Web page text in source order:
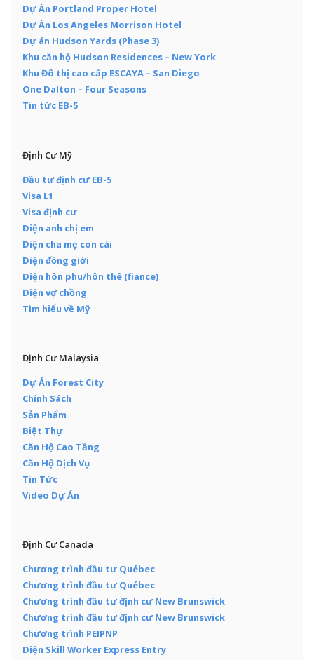
Dự Án Portland Proper Hotel
Dự Án Los Angeles Morrison Hotel
Dự án Hudson Yards (Phase 3)
Khu căn hộ Hudson Residences – New York
Khu Đô thị cao cấp ESCAYA – San Diego
One Dalton – Four Seasons
Tin tức EB-5
Định Cư Mỹ
Đầu tư định cư EB-5
Visa L1
Visa định cư
Diện anh chị em
Diện cha mẹ con cái
Diện đồng giới
Diện hôn phu/hôn thê (fiance)
Diện vợ chồng
Tìm hiểu về Mỹ
Định Cư Malaysia
Dự Án Forest City
Chính Sách
Sản Phẩm
Biệt Thự
Căn Hộ Cao Tầng
Căn Hộ Dịch Vụ
Tin Tức
Video Dự Án
Định Cư Canada
Chương trình đầu tư Québec
Chương trình đầu tư Québec
Chương trình đầu tư định cư New Brunswick
Chương trình đầu tư định cư New Brunswick
Chương trình PEIPNP
Diện Skill Worker Express Entry